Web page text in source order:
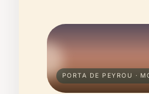
PORTA DE PEYROU ·